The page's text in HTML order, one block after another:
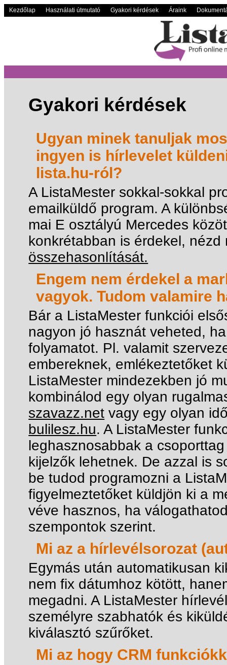
Kezdőlap Használati útmutató Gyakori kérdések Áraink
Gyakori kérdések
Ugyan minek tanuljak
ingyen is hírlevelet
lista.hu-ról?
A ListaMester sokkal-sokkal
emailküldő program. A
mai E osztályú Mercedes
konkrétabban is érdekel,
összehasonlítását.
Engem nem érdekel a
vagyok. Tudom valamire
Bár a ListaMester funkciói
nagyon jó hasznát veheted,
folyamatot. Pl. valamit
embereknek, emlékeztetőket
ListaMester mindezekben jó
kombinálod egy olyan
szavazz.net vagy egy olyan
bulilesz.hu. A ListaMester
leghasznosabbak a
kijelzők lehetnek. De azzal is
be tudod programozni a
figyelmeztetőket küldjön ki a
véve hasznos, ha
szempontok szerint.
Mi az a hírlevélsorozat
Egymás után automatikusan
nem fix dátumhoz kötött,
megadni. A ListaMester
személyre szabhatók és
kiválasztó szűrőket.
Mi az hogy CRM